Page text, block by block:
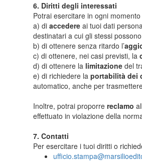
6. Diritti degli interessati
Potrai esercitare in ogni
a) di accedere ai tuoi dati
destinatari a cui gli stessi
b) di ottenere senza ritardo l’
c) di ottenere, nei casi previsti, la
d) di ottenere la limitazione del
e) di richiedere la portabilità dei
automatico, anche per
Inoltre, potrai proporre reclamo
effettuato in violazione della
7. Contatti
Per esercitare i tuoi diritti o